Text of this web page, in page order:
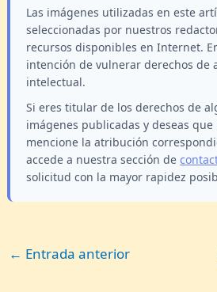
Las imágenes utilizadas en este
seleccionadas por nuestros
recursos disponibles en Internet.
intención de vulnerar derechos de
intelectual.
Si eres titular de los derechos de
imágenes publicadas y deseas
mencione la atribución
accede a nuestra sección de
solicitud con la mayor rapidez
← Entrada anterior